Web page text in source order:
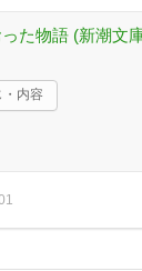
た物語 (新潮文
内容